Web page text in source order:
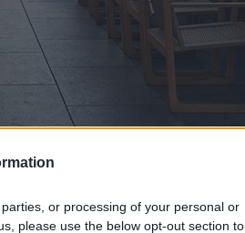
or processing of your personal or
please use the below opt-out section to